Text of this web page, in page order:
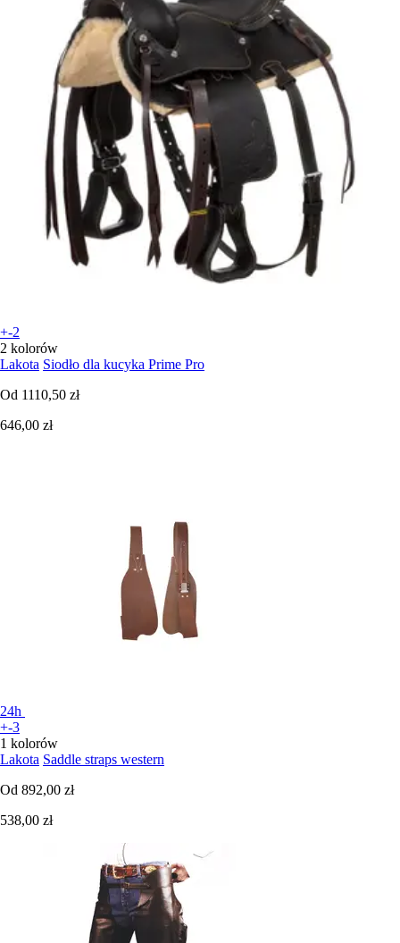
+-2
2 kolorów
Lakota Siodło dla kucyka Prime Pro
Od 1110,50 zł
646,00 zł
24h
+-3
1 kolorów
Lakota Saddle straps western
Od 892,00 zł
538,00 zł